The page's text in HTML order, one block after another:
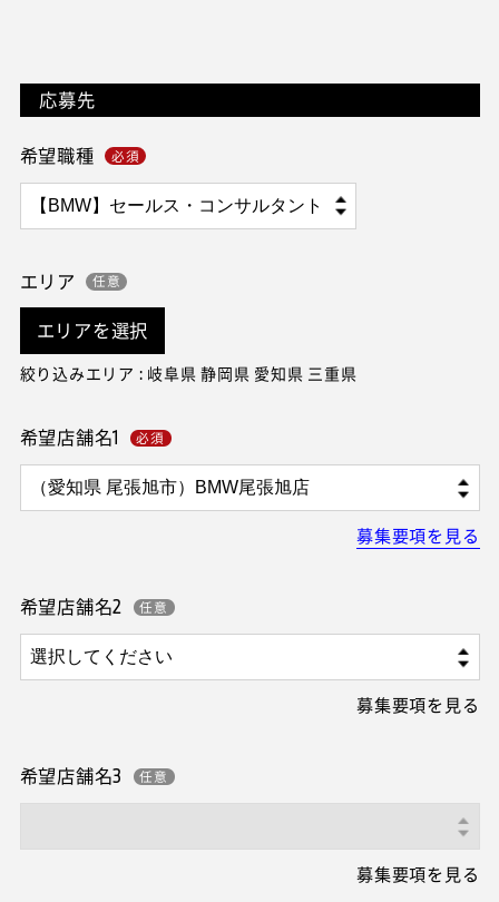
応募先
希望職種
エリア
エリアを選択
絞り込みエリア : 岐阜県 静岡県 愛知県 三重県
希望店舗名1
募集要項を見る
希望店舗名2
募集要項を見る
希望店舗名3
募集要項を見る